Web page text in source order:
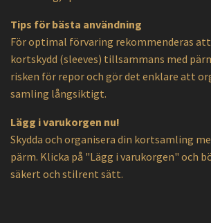
Tips för bästa användning
För optimal förvaring rekommenderas att
kortskydd (sleeves) tillsammans med
risken för repor och gör det enklare att
samling långsiktigt.
Lägg i varukorgen nu!
Skydda och organisera din kortsamling
pärm. Klicka på "Lägg i varukorgen" och
säkert och stilrent sätt.